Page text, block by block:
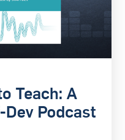
Teach: A
Podcast